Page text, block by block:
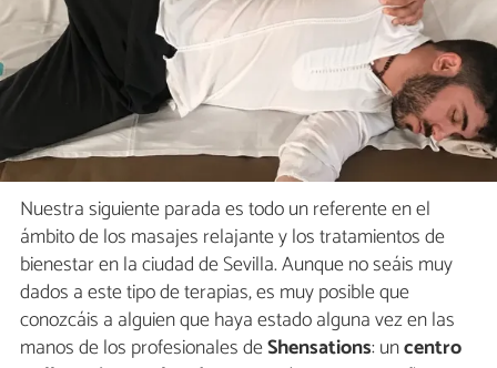
Nuestra siguiente parada es todo un referente en el
ámbito de los masajes relajante y los tratamientos de
bienestar en la ciudad de Sevilla. Aunque no seáis muy
dados a este tipo de terapias, es muy posible que
conozcáis a alguien que haya estado alguna vez en las
manos de los profesionales deShensations: uncentro